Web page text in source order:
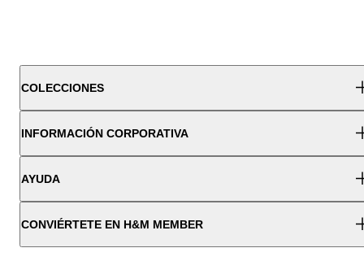
COLECCIONES
INFORMACIÓN CORPORATIVA
AYUDA
CONVIÉRTETE EN H&M MEMBER